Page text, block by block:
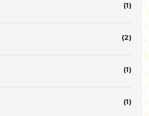
(1)
(2)
(1)
(1)